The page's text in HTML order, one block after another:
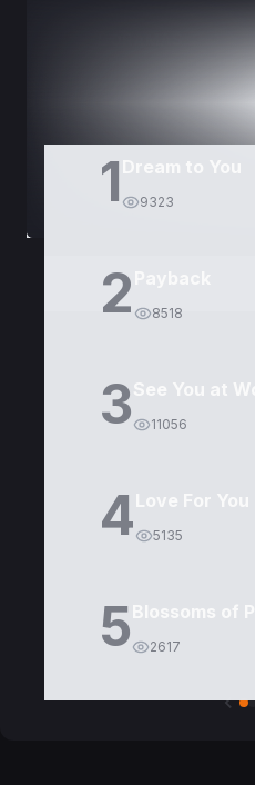
1 9323
2 8518
3See You at
11056
4Love For You
5135
5Blossoms of
2617